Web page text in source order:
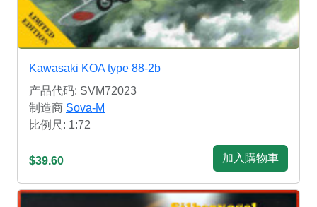
Kawasaki KOA type 88-2b
产品代码: SVM72023
制造商 Sova-M
比例尺: 1:72
$39.60 加入購物車